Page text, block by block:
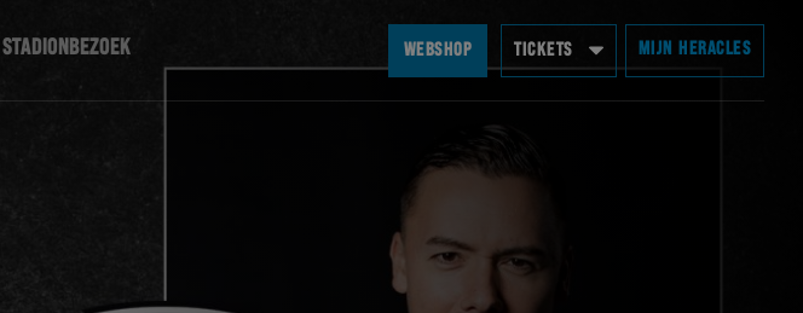
STADIONBEZOEK WEBSHOP TICKETS MIJN HERACLES